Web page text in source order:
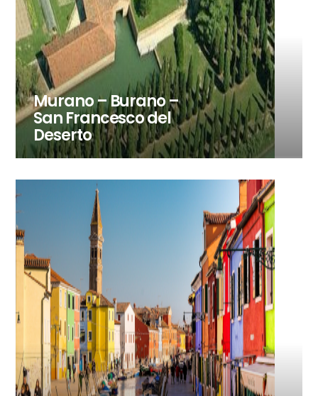
Murano – Burano –
San Francesco del
Deserto